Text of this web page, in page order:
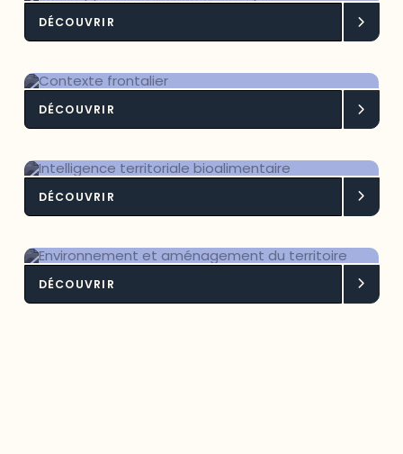
Développement socioéconomique
DÉCOUVRIR
Contexte frontalier
DÉCOUVRIR
Intelligence territoriale
bioalimentaire
DÉCOUVRIR
Environnement et aménagement du
territoire
DÉCOUVRIR